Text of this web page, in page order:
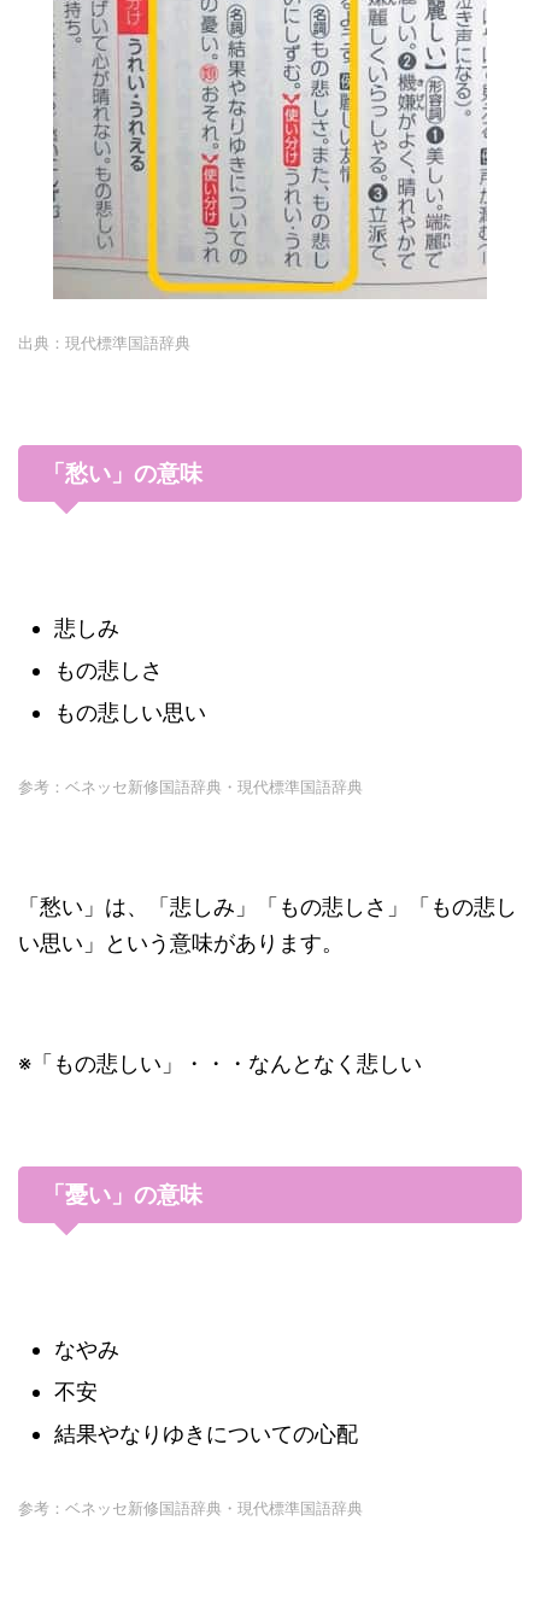
出典：現代標準国語辞典
「愁い」の意味
悲しみ
もの悲しさ
もの悲しい思い
参考：ベネッセ新修国語辞典・現代標準国語辞典
「愁い」は、「悲しみ」「もの悲しさ」「もの悲し
い思い」という意味があります。
※「もの悲しい」・・・なんとなく悲しい
「憂い」の意味
なやみ
不安
結果やなりゆきについての心配
参考：ベネッセ新修国語辞典・現代標準国語辞典